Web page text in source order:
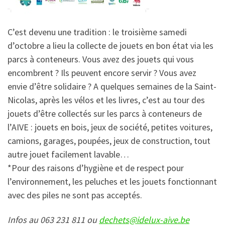
C’est devenu une tradition : le troisième samedi
d’octobre a lieu la collecte de jouets en bon état via les
parcs à conteneurs. Vous avez des jouets qui vous
encombrent ? Ils peuvent encore servir ? Vous avez
envie d’être solidaire ? A quelques semaines de la Saint-
Nicolas, après les vélos et les livres, c’est au tour des
jouets d’être collectés sur les parcs à conteneurs de
l’AIVE : jouets en bois, jeux de société, petites voitures,
camions, garages, poupées, jeux de construction, tout
autre jouet facilement lavable…
*Pour des raisons d’hygiène et de respect pour
l’environnement, les peluches et les jouets fonctionnant
avec des piles ne sont pas acceptés.
Infos au 063 231 811 oudechets@idelux-aive.be